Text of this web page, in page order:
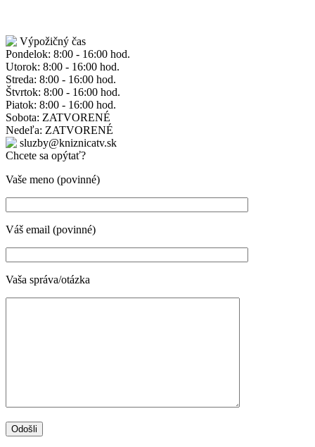
Výpožičný čas
Pondelok: 8:00 - 16:00 hod.
Utorok: 8:00 - 16:00 hod.
Streda: 8:00 - 16:00 hod.
Štvrtok: 8:00 - 16:00 hod.
Piatok: 8:00 - 16:00 hod.
Sobota: ZATVORENÉ
Nedeľa: ZATVORENÉ
sluzby@kniznicatv.sk
Chcete sa opýtať?
Vaše meno (povinné)
Váš email (povinné)
Vaša správa/otázka